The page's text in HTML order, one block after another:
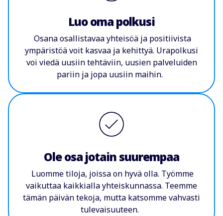
Luo oma polkusi
Osana osallistavaa yhteisöä ja positiivista
ympäristöä voit kasvaa ja kehittyä. Urapolkusi
voi viedä uusiin tehtäviin, uusien palveluiden
pariin ja jopa uusiin maihin.
Ole osa jotain suurempaa
Luomme tiloja, joissa on hyvä olla. Työmme
vaikuttaa kaikkialla yhteiskunnassa. Teemme
tämän päivän tekoja, mutta katsomme vahvasti
tulevaisuuteen.